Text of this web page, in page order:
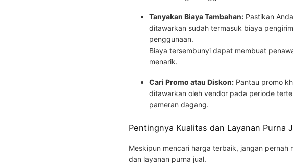
Tanyakan Biaya Tambahan: Pastikan
ditawarkan sudah termasuk biaya
penggunaan.
Biaya tersembunyi dapat membuat
menarik.
Cari Promo atau Diskon: Pantau promo
ditawarkan oleh vendor pada periode
pameran dagang.
Pentingnya Kualitas dan Layanan Purna
Meskipun mencari harga terbaik, jangan pernah
dan layanan purna jual.